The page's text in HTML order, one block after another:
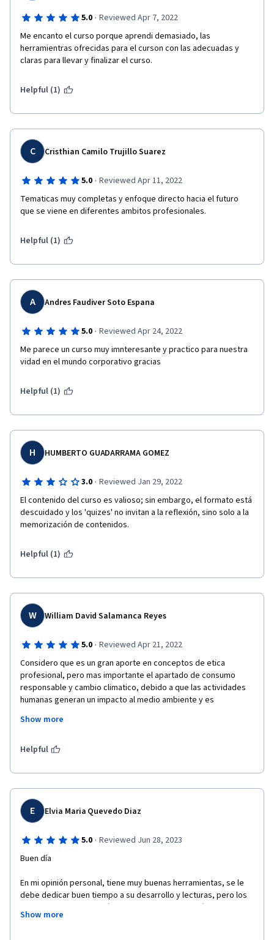
5.0 · Reviewed Apr 7, 2022
Me encanto el curso porque aprendi demasiado, las
herramientras ofrecidas para el curson con las adecuadas y
claras para llevar y finalizar el curso.
Helpful (1)
C Cristhian Camilo Trujillo Suarez
5.0 · Reviewed Apr 11, 2022
Tematicas muy completas y enfoque directo hacia el futuro
que se viene en diferentes ambitos profesionales.
Helpful (1)
A Andres Faudiver Soto Espana
5.0 · Reviewed Apr 24, 2022
Me parece un curso muy imnteresante y practico para nuestra
vidad en el mundo corporativo gracias
Helpful (1)
H HUMBERTO GUADARRAMA GOMEZ
3.0 · Reviewed Jan 29, 2022
El contenido del curso es valioso; sin embargo, el formato está
descuidado y los 'quizes' no invitan a la reflexión, sino solo a la
memorización de contenidos.
Helpful (1)
W William David Salamanca Reyes
5.0 · Reviewed Apr 21, 2022
Considero que es un gran aporte en conceptos de etica
profesional, pero mas importante el apartado de consumo
responsable y cambio climatico, debido a que las actividades
humanas generan un impacto al medio ambiente y es
entorno. Por otro lado asi mismo incentivar a los demas al
conocimiento de los conceptos fundamentales de
Show more
Helpful
E Elvia Maria Quevedo Diaz
5.0 · Reviewed Jun 28, 2023
Buen día
En mi opinión personal, tiene muy buenas herramientas, se le
debe dedicar buen tiempo a su desarrollo y lecturas, pero los
videos son en su mayoría cortos, las lecturas están muy bien
relacionadas a las temáticas de cada semana y espacio.  A
Show more